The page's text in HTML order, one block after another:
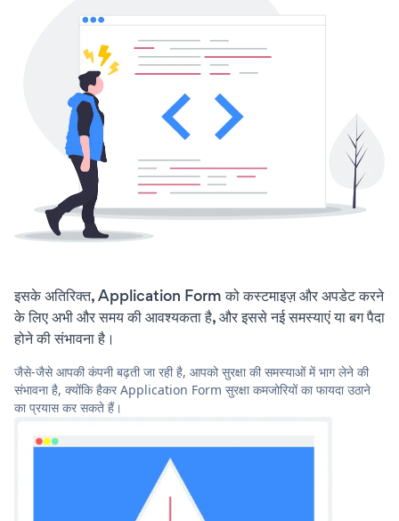
इसके अतिरिक्त, Application Form को कस्टमाइज़ और अपडेट करने
के लिए अभी और समय की आवश्यकता है, और इससे नई समस्याएं या बग पैदा
होने की संभावना है।
जैसे-जैसे आपकी कंपनी बढ़ती जा रही है, आपको सुरक्षा की समस्याओं में भाग लेने की
संभावना है, क्योंकि हैकर Application Form सुरक्षा कमजोरियों का फायदा उठाने
का प्रयास कर सकते हैं।